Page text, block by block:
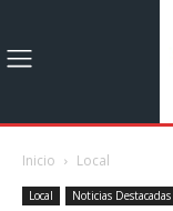
Inicio Local
Local Noticias Destacadas